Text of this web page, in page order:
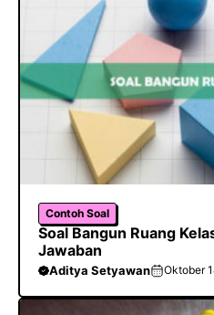
Contoh Soal
Soal Bangun Ruang
Jawaban
Aditya Setyawan Oktober